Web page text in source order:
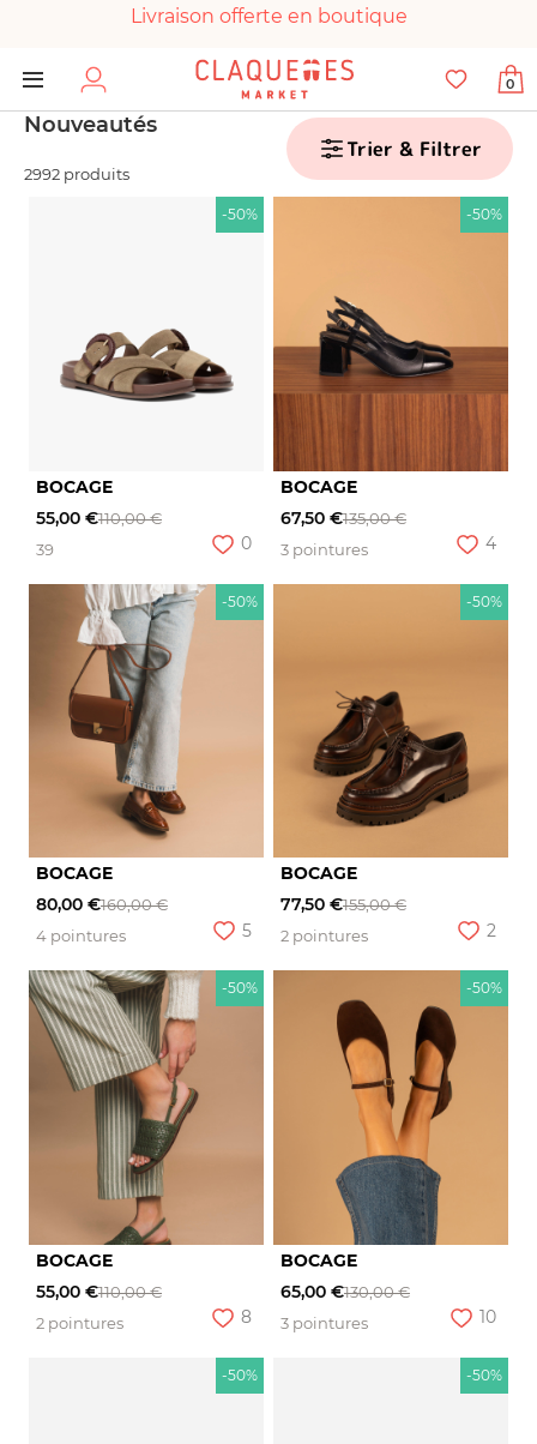
Livraison offerte en boutique
Paiement 100% sécurisé
Chaussures garanties en parfait état
0
Nouveautés
2992 produits
Trier & Filtrer
-50%
BOCAGE
55,00 €110,00 €
39
0
-50%
BOCAGE
67,50 €135,00 €
3 pointures
4
-50%
BOCAGE
80,00 €160,00 €
4 pointures
5
-50%
BOCAGE
77,50 €155,00 €
2 pointures
2
-50%
BOCAGE
55,00 €110,00 €
2 pointures
8
-50%
BOCAGE
65,00 €130,00 €
3 pointures
10
-50% -50%